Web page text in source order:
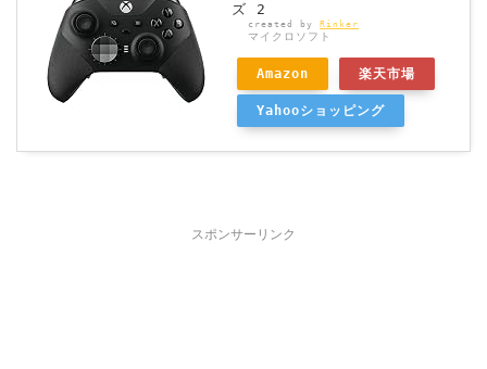
ズ 2
created by Rinker
マイクロソフト
Amazon 楽天市場
Yahooショッピング
スポンサーリンク